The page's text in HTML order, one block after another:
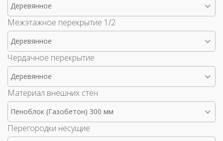
Деревянное
Межэтажное перекрытие 1/2
Деревянное
Чердачное перекрытие
Деревянное
Материал внешних стен
Пеноблок (Газобетон) 300 мм
Перегородки несущие